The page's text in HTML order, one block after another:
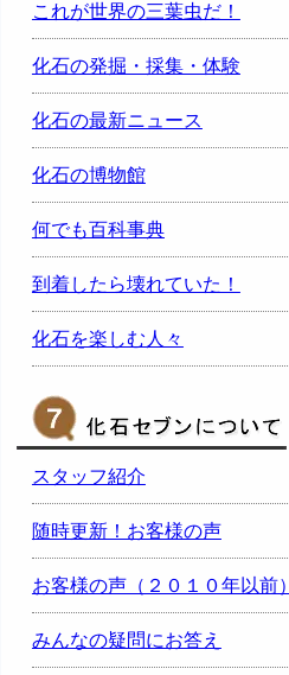
これが世界の三葉虫だ！
化石の発掘・採集・体験
化石の最新ニュース
化石の博物館
何でも百科事典
到着したら壊れていた！
化石を楽しむ人々
スタッフ紹介
随時更新！お客様の声
お客様の声（２０１０年以前）
みんなの疑問にお答え